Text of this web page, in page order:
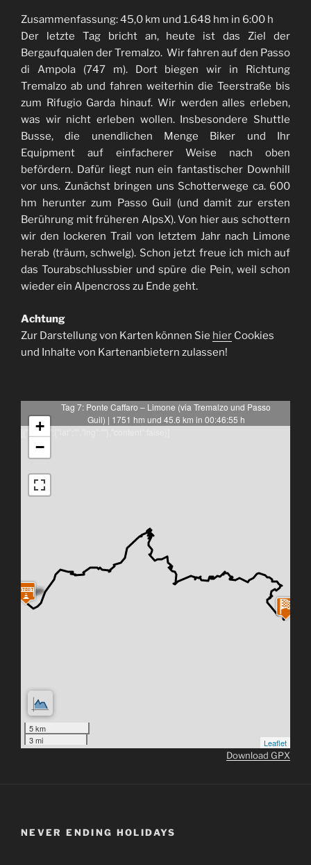
Zusammenfassung: 45,0 km und 1.648 hm in 6:00 h
Der letzte Tag bricht an, heute ist das Ziel der
Bergaufqualen der Tremalzo. Wir fahren auf den Passo
di Ampola (747 m). Dort biegen wir in Richtung
Tremalzo ab und fahren weiterhin die Teerstraße bis
zum Rifugio Garda hinauf. Wir werden alles erleben,
was wir nicht erleben wollen. Insbesondere Shuttle
Busse, die unendlichen Menge Biker und Ihr
Equipment auf einfacherer Weise nach oben
befördern. Dafür liegt nun ein fantastischer Downhill
vor uns. Zunächst bringen uns Schotterwege ca. 600
hm herunter zum Passo Guil (und damit zur ersten
Berührung mit früheren AlpsX). Von hier aus schottern
wir den lockeren Trail von letztem Jahr nach Limone
herab (träum, schwelg). Schon jetzt freue ich mich auf
das Tourabschlussbier und spüre die Pein, weil schon
wieder ein Alpencross zu Ende geht.
Achtung
Zur Darstellung von Karten können Sie hier Cookies
und Inhalte von Kartenanbietern zulassen!
Tag 7: Ponte Caffaro – Limone (via Tremalzo und Passo
Guil) | 1751 hm und 45.6 km in 00:46:55 h
[{"latlng":{"lat":"","lng":""},"content":false}]
+
−
5 km
3 mi
Leaflet
Download GPX
NEVER ENDING HOLIDAYS